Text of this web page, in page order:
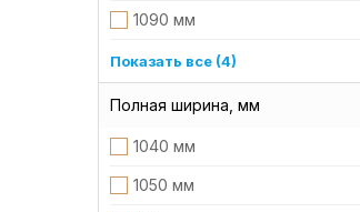
1090 мм
1110 мм
1160 мм
1180 мм
Показать все (4)
Полная ширина, мм
1040 мм
1050 мм